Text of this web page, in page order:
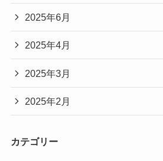
2025年6月
2025年4月
2025年3月
2025年2月
カテゴリー